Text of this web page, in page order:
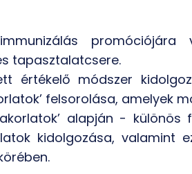
tapasztalatcsere.
értékelő módszer
felsorolása, amelyek
alapján -
kidolgozása, valamint